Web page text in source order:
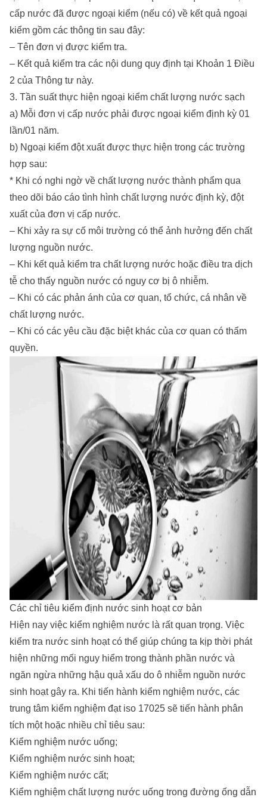
cấp nước đã được ngoại kiểm (nếu có) về kết quả ngoại
kiểm gồm các thông tin sau đây:
– Tên đơn vị được kiểm tra.
– Kết quả kiểm tra các nội dung quy định tại Khoản 1 Điều
2 của Thông tư này.
3. Tần suất thực hiện ngoại kiểm chất lượng nước sạch
a) Mỗi đơn vị cấp nước phải được ngoại kiểm định kỳ 01
lần/01 năm.
b) Ngoại kiểm đột xuất được thực hiện trong các trường
hợp sau:
* Khi có nghi ngờ về chất lượng nước thành phẩm qua
theo dõi báo cáo tình hình chất lượng nước định kỳ, đột
xuất của đơn vị cấp nước.
– Khi xảy ra sự cố môi trường có thể ảnh hưởng đến chất
lượng nguồn nước.
– Khi kết quả kiểm tra chất lượng nước hoặc điều tra dịch
tễ cho thấy nguồn nước có nguy cơ bị ô nhiễm.
– Khi có các phản ánh của cơ quan, tổ chức, cá nhân về
chất lượng nước.
– Khi có các yêu cầu đặc biệt khác của cơ quan có thẩm
quyền.
Các chỉ tiêu kiểm định nước sinh hoạt cơ bản
Hiện nay việc kiểm nghiệm nước là rất quan trọng. Việc
kiểm tra nước sinh hoạt có thể giúp chúng ta kịp thời phát
hiện những mối nguy hiểm trong thành phần nước và
ngăn ngừa những hậu quả xấu do ô nhiễm nguồn nước
sinh hoạt gây ra. Khi tiến hành kiểm nghiệm nước, các
trung tâm kiểm nghiệm đạt iso 17025 sẽ tiến hành phân
tích một hoặc nhiều chỉ tiêu sau:
Kiểm nghiệm nước uống;
Kiểm nghiệm nước sinh hoạt;
Kiểm nghiệm nước cất;
Kiểm nghiệm chất lượng nước uống trong đường ống dẫn